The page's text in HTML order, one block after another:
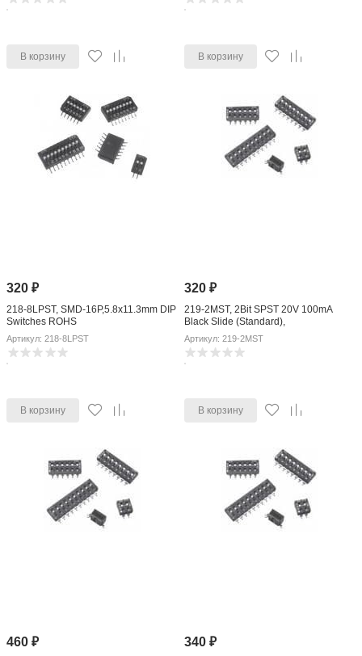
В корзину В корзину
320₽
218-8LPST, SMD-16P,5.8x11.3mm DIP
Switches ROHS
Артикул: 218-8LPST
В корзину
320 ₽
219-2MST, 2Bit SPST 20V 100mA
Black Slide (Standard),
SMD4P,6.6x6.7mm DIP Switches
ROHS
Артикул: 219-2MST
В корзину
460₽ 340 ₽